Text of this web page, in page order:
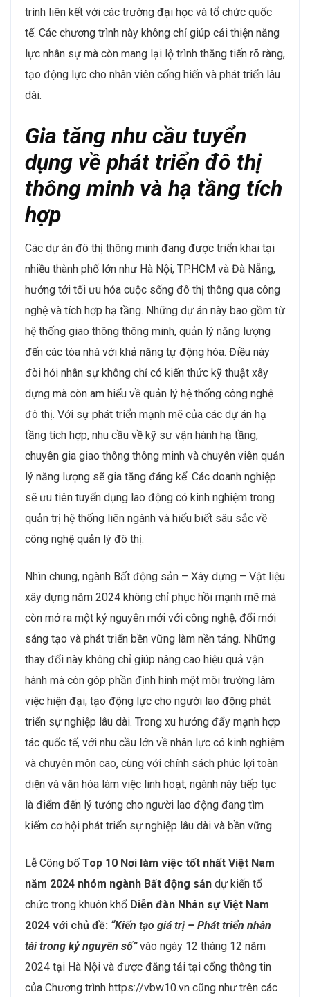
trình liên kết với các trường đại học và tổ chức quốc
tế. Các chương trình này không chỉ giúp cải thiện năng
lực nhân sự mà còn mang lại lộ trình thăng tiến rõ ràng,
tạo động lực cho nhân viên cống hiến và phát triển lâu
dài​.
Gia tăng nhu cầu tuyển
dụng về phát triển đô thị
thông minh và hạ tầng tích
hợp
Các dự án đô thị thông minh đang được triển khai tại
nhiều thành phố lớn như Hà Nội, TP.HCM và Đà Nẵng,
hướng tới tối ưu hóa cuộc sống đô thị thông qua công
nghệ và tích hợp hạ tầng. Những dự án này bao gồm từ
hệ thống giao thông thông minh, quản lý năng lượng
đến các tòa nhà với khả năng tự động hóa. Điều này
đòi hỏi nhân sự không chỉ có kiến thức kỹ thuật xây
dựng mà còn am hiểu về quản lý hệ thống công nghệ
đô thị​. Với sự phát triển mạnh mẽ của các dự án hạ
tầng tích hợp, nhu cầu về kỹ sư vận hành hạ tầng,
chuyên gia giao thông thông minh và chuyên viên quản
lý năng lượng sẽ gia tăng đáng kể. Các doanh nghiệp
sẽ ưu tiên tuyển dụng lao động có kinh nghiệm trong
quản trị hệ thống liên ngành và hiểu biết sâu sắc về
công nghệ quản lý đô thị​.
Nhìn chung, ngành Bất động sản – Xây dựng – Vật liệu
xây dựng năm 2024 không chỉ phục hồi mạnh mẽ mà
còn mở ra một kỷ nguyên mới với công nghệ, đổi mới
sáng tạo và phát triển bền vững làm nền tảng. Những
thay đổi này không chỉ giúp nâng cao hiệu quả vận
hành mà còn góp phần định hình một môi trường làm
việc hiện đại, tạo động lực cho người lao động phát
triển sự nghiệp lâu dài. Trong xu hướng đẩy mạnh hợp
tác quốc tế, với nhu cầu lớn về nhân lực có kinh nghiệm
và chuyên môn cao, cùng với chính sách phúc lợi toàn
diện và văn hóa làm việc linh hoạt, ngành này tiếp tục
là điểm đến lý tưởng cho người lao động đang tìm
kiếm cơ hội phát triển sự nghiệp lâu dài và bền vững.
Lễ Công bố Top 10 Nơi làm việc tốt nhất Việt Nam
năm 2024 nhóm ngành Bất động sản dự kiến tổ
chức trong khuôn khổ Diễn đàn Nhân sự Việt Nam
2024 với chủ đề: “Kiến tạo giá trị – Phát triển nhân
tài trong kỷ nguyên số”vào ngày 12 tháng 12 năm
2024 tại Hà Nội và được đăng tải tại cổng thông tin
của Chương trình https://vbw10.vn cũng như trên các